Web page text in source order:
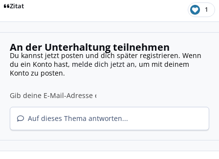
Zitat 1
An der Unterhaltung teilnehmen
Du kannst jetzt posten und dich später registrieren. Wenn
du ein Konto hast, melde dich jetzt an, um mit deinem
Konto zu posten.
Auf dieses Thema antworten...